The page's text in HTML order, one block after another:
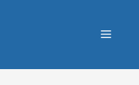
Menu